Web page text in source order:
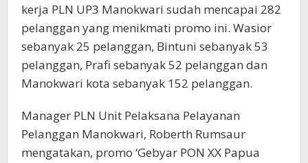
kerja PLN UP3 Manokwari sudah mencapai 282
pelanggan yang menikmati promo ini. Wasior
sebanyak 25 pelanggan, Bintuni sebanyak 53
pelanggan, Prafi sebanyak 52 pelanggan dan
Manokwari kota sebanyak 152 pelanggan.
Manager PLN Unit Pelaksana Pelayanan
Pelanggan Manokwari, Roberth Rumsaur
mengatakan, promo ‘Gebyar PON XX Papua